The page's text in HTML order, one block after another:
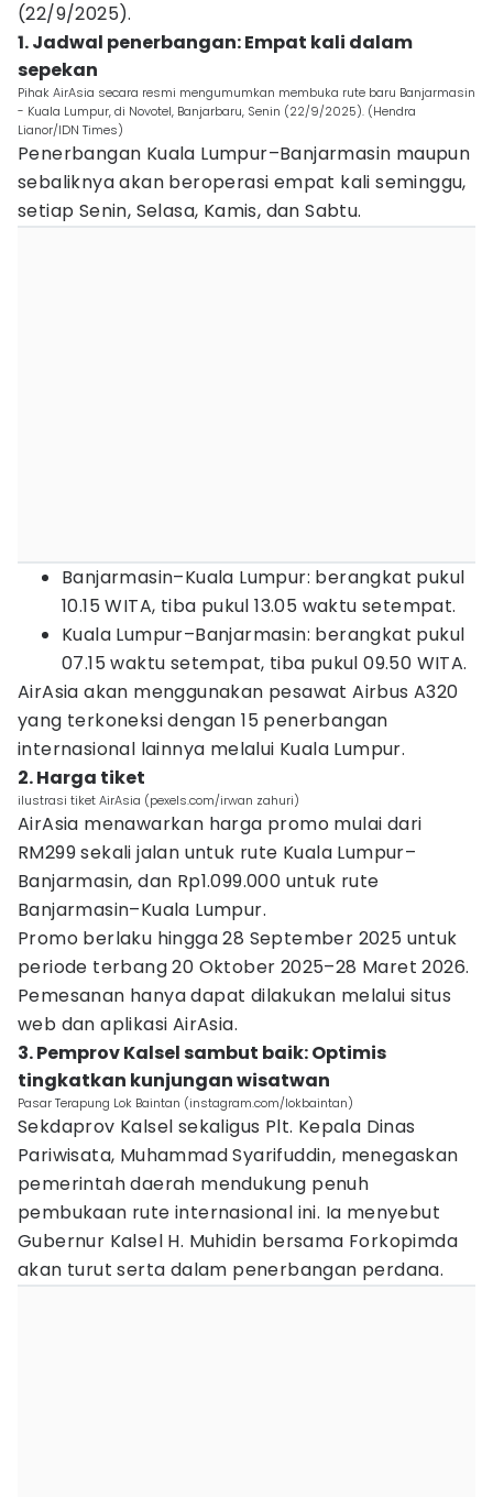
(22/9/2025).
1. Jadwal penerbangan: Empat kali dalam
sepekan
Pihak AirAsia secara resmi mengumumkan membuka rute baru Banjarmasin
- Kuala Lumpur, di Novotel, Banjarbaru, Senin (22/9/2025). (Hendra
Lianor/IDN Times)
Penerbangan Kuala Lumpur–Banjarmasin maupun
sebaliknya akan beroperasi empat kali seminggu,
setiap Senin, Selasa, Kamis, dan Sabtu.
Banjarmasin–Kuala Lumpur: berangkat pukul
10.15 WITA, tiba pukul 13.05 waktu setempat.
Kuala Lumpur–Banjarmasin: berangkat pukul
07.15 waktu setempat, tiba pukul 09.50 WITA.
AirAsia akan menggunakan pesawat Airbus A320
yang terkoneksi dengan 15 penerbangan
internasional lainnya melalui Kuala Lumpur.
2. Harga tiket
ilustrasi tiket AirAsia (pexels.com/irwan zahuri)
AirAsia menawarkan harga promo mulai dari
RM299 sekali jalan untuk rute Kuala Lumpur–
Banjarmasin, dan Rp1.099.000 untuk rute
Banjarmasin–Kuala Lumpur.
Promo berlaku hingga 28 September 2025 untuk
periode terbang 20 Oktober 2025–28 Maret 2026.
Pemesanan hanya dapat dilakukan melalui situs
web dan aplikasi AirAsia.
3. Pemprov Kalsel sambut baik: Optimis
tingkatkan kunjungan wisatwan
Pasar Terapung Lok Baintan (instagram.com/lokbaintan)
Sekdaprov Kalsel sekaligus Plt. Kepala Dinas
Pariwisata, Muhammad Syarifuddin, menegaskan
pemerintah daerah mendukung penuh
pembukaan rute internasional ini. Ia menyebut
Gubernur Kalsel H. Muhidin bersama Forkopimda
akan turut serta dalam penerbangan perdana.